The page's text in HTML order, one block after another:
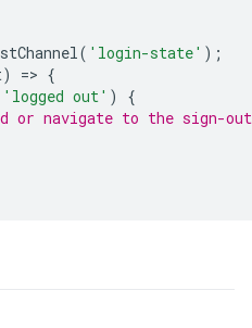
( 'login-state' );
) => {
'logged out' )
{
or navigate to the sign-